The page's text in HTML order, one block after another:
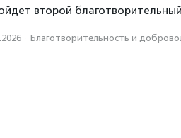
второй благотворительный
· Благотвори­тель­ность и